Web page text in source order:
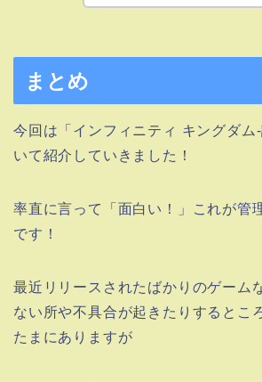
まとめ
今回は「インフィニティ キングダム
いて紹介していきました！
率直に言って「面白い！」これが管
です！
最近リリースされたばかりのゲーム
ない所や不具合が起きたりするとこ
たまにありますが